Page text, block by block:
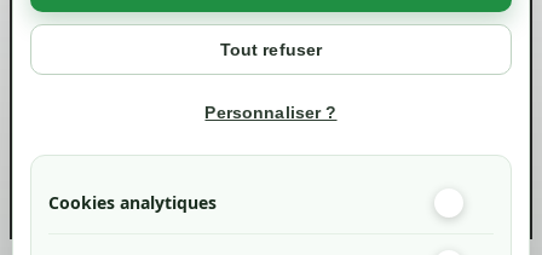
Tout refuser
Personnaliser ?
Cookies analytiques
Votre compte
info@green-tech-shop.com